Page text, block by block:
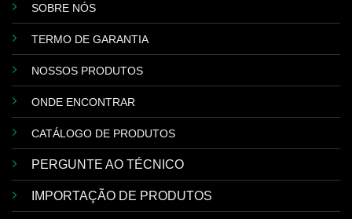
SOBRE NÓS
TERMO DE GARANTIA
NOSSOS PRODUTOS
ONDE ENCONTRAR
CATÁLOGO DE PRODUTOS
PERGUNTE AO TÉCNICO
IMPORTAÇÃO DE PRODUTOS